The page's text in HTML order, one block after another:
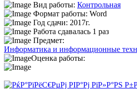
Вид работы: Контрольная
Формат работы: Word
Год сдачи: 2017г.
Работа сдавалась 1 раз
Предмет:
Информатика и информационные
Оценка работы: